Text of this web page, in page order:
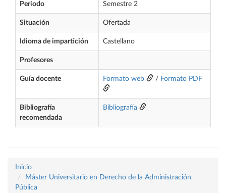
Periodo Semestre 2
Situación Ofertada
Idioma de impartición Castellano
Profesores
Guía docente Formato web / Formato PDF
Bibliografía
recomendada
Bibliografía
Inicio
Máster Universitario en Derecho de la Administración
Pública